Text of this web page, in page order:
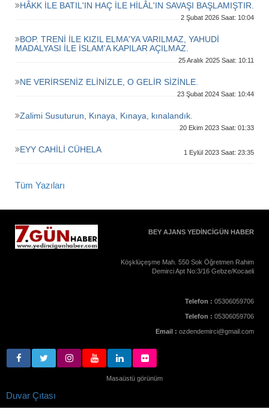
HÂKK İLE BATIL'IN HAÇ İLE HİLÂL'IN SAVAŞI BAŞLAMIŞTIR.
2 Şubat 2026 Saat: 10:04
BOP. TRENİ İLE KIZIL ELMA'YA VARILMAZ, YAHUDİ
MADALYASI İLE İSLAM'A KAPILAR AÇILMAZ.
25 Aralık 2025 Saat: 10:11
NE VERİRSENİZ ELİNİZLE, O GELİR SİZİNLE.
23 Şubat 2024 Saat: 10:44
Zalimi Susuturun, Kınaya, Kınaya, kınalandık.
20 Ekim 2023 Saat: 01:33
EYY CAHİLİ CÜHELA 1 Eylül 2023 Saat: 23:35
Tüm Yazıları
BEY AJANS YEDİNCİGÜN HABER
Köşklüçeşme Mah. 550 Sok Öğretmen Rahim
Demirci Apt No:3/16 Gebze/Kocaeli
Telefon : 05306059706
Telefon : 05306059706
Email : ozdendemirci@gmail.com
Masaüstü görünüm
Duvar Çıtası